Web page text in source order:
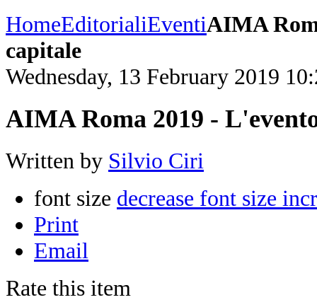
HomeEditorialiEventiAIMA
capitale
Wednesday, 13 February 2019
AIMA Roma 2019 -
Written by Silvio Ciri
font size decrease font size
Print
Email
Rate this item